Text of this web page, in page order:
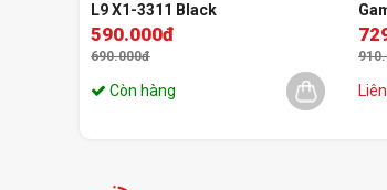
L9 X1-3311 Black
590.000đ
690.000đ
Còn hàng